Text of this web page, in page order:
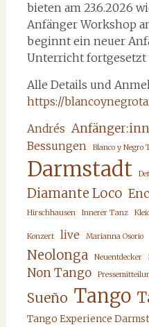
bieten am 23.6.2026
Anfänger Workshop
beginnt ein neuer
Unterricht fortgesetzt
Alle Details und
https://
Andrés
Bessungen Blanco y Negro
Darmstadt
Diamante Loco
Hirschhausen Innerer Tanz
Konzert live Marianna Osorio
Neolonga Neuentdecker
Non Tango
Sueño Tango
Tango Experience